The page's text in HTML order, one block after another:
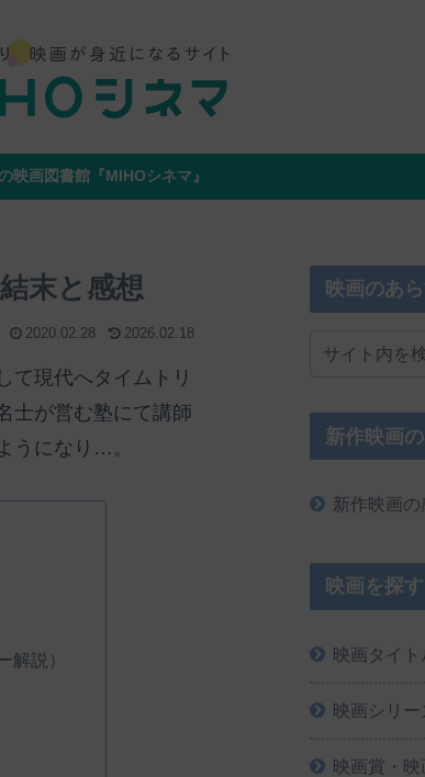
映画図書館『MIHOシネマ』
末と感想
2020.02.28 2026.02.18
て現代へタイムトリ
士が営む塾にて講師
うになり…。
解説）
映画のあ
新作映画
新作映画
映画を探
映画タイト
映画シリ
映画賞・